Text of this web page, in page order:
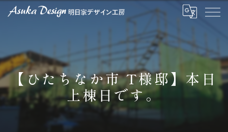
【ひたちなか市 T様邸】本日
上棟日です。